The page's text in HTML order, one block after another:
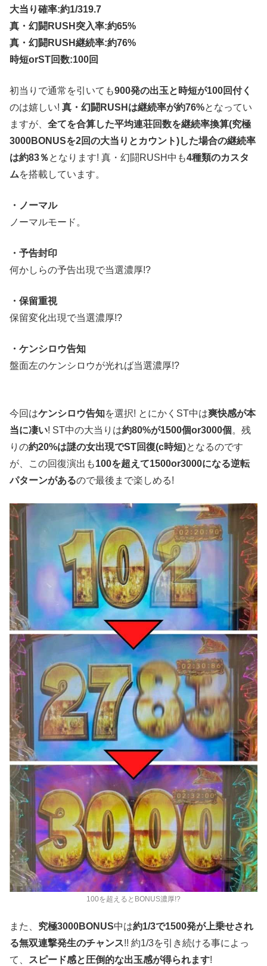
大当り確率:約1/319.7
真・幻闘RUSH突入率:約65%
真・幻闘RUSH継続率:約76%
時短orST回数:100回
初当りで通常を引いても900発の出玉と時短が100回付く
のは嬉しい! 真・幻闘RUSHは継続率が約76%となってい
ますが、 全てを合算した平均連荘回数を継続率換算(究極
3000BONUSを2回の大当りとカウント)した場合の継続率
は約83％ となります! 真・幻闘RUSH中も4種類のカスタ
ムを搭載しています。
・ノーマル
ノーマルモード。
・予告封印
何かしらの予告出現で当選濃厚!?
・保留重視
保留変化出現で当選濃厚!?
・ケンシロウ告知
盤面左のケンシロウが光れば当選濃厚!?
今回はケンシロウ告知を選択! とにかくST中は爽快感が本
当に凄い! ST中の大当りは約80%が1500個or3000個 。残
りの約20%は謎の女出現でST回復(c時短)となるのです
が、この回復演出も100を超えて1500or3000になる逆転
パターンがあるので最後まで楽しめる!
100を超えるとBONUS濃厚!?
また、 究極3000BONUS中は約1/3で1500発が上乗せされ
る無双連撃発生のチャンス!! 約1/3を引き続ける事によっ
て、
スピード感と圧倒的な出玉感が得られます!